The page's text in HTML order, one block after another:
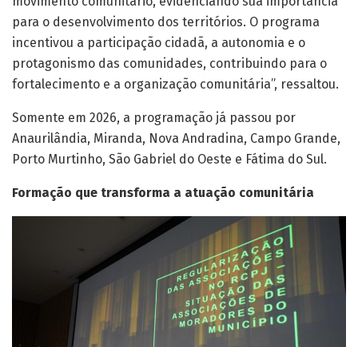
para o desenvolvimento dos territórios. O programa
incentivou a participação cidadã, a autonomia e o
protagonismo das comunidades, contribuindo para o
fortalecimento e a organização comunitária”, ressaltou.
Somente em 2026, a programação já passou por
Anaurilândia, Miranda, Nova Andradina, Campo Grande,
Porto Murtinho, São Gabriel do Oeste e Fátima do Sul.
Formação que transforma a atuação comunitária